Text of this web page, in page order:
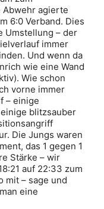
Abwehr agierte
6:0 Verband. Dies
Umstellung – der
immer
Und wenn da
wie eine Wand
Wie schon
vorne immer
– einige
blitzsauber
Die Jungs waren
das 1 gegen 1
Stärke – wir
auf 22:33 zum
mit – sage und
eine